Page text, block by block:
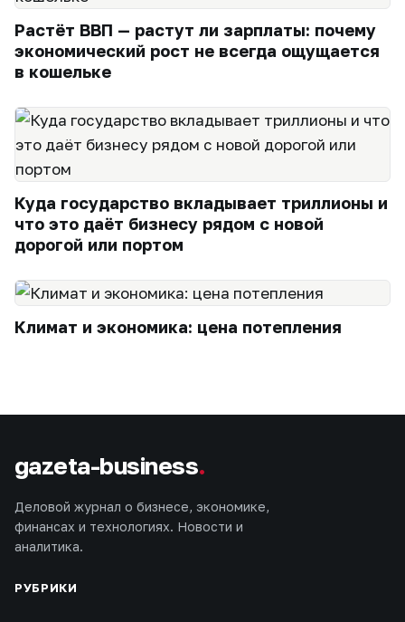
Растёт ВВП — растут ли зарплаты: почему
экономический рост не всегда ощущается
в кошельке
Куда государство вкладывает триллионы и
что это даёт бизнесу рядом с новой
дорогой или портом
Климат и экономика: цена потепления
gazeta-business.
Деловой журнал о бизнесе, экономике,
финансах и технологиях. Новости и
аналитика.
РУБРИКИ